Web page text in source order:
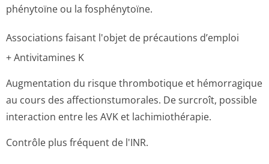
phénytoïne ou la fosphénytoïne.
Associations faisant l'objet de précautions d’emploi
+ Antivitamines K
Augmentation du risque thrombotique et hémorragique
au cours des affectionstumo­rales. De surcroît, possible
interaction entre les AVK et lachimiothérapie.
Contrôle plus fréquent de l'INR.